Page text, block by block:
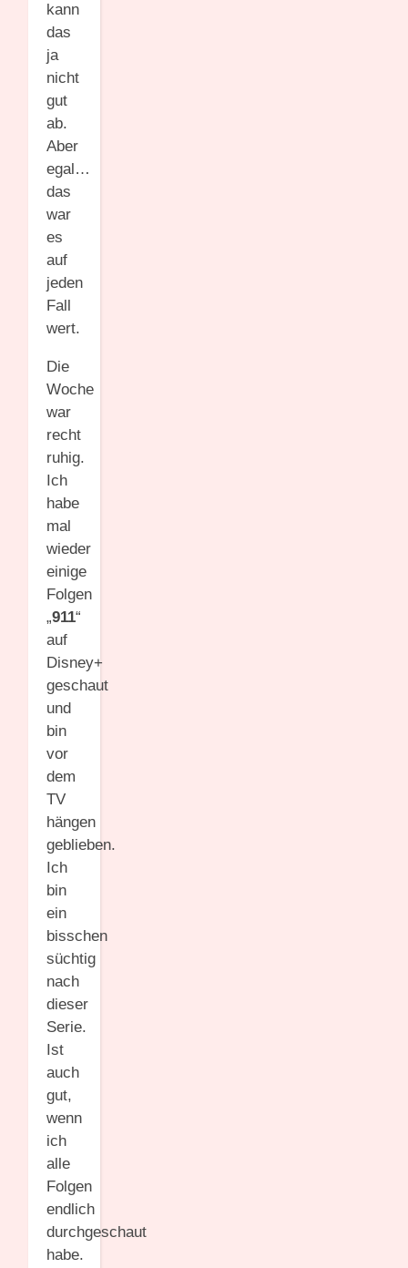
kann
das
ja
nicht
gut
ab.
Aber
egal…
das
war
es
auf
jeden
Fall
wert.
Die
Woche
war
recht
ruhig.
Ich
habe
mal
wieder
einige
Folgen
„911“
auf
Disney+
geschaut
und
bin
vor
dem
TV
hängen
geblieben.
Ich
bin
ein
bisschen
süchtig
nach
dieser
Serie.
Ist
auch
gut,
wenn
ich
alle
Folgen
endlich
durchgeschaut
habe.